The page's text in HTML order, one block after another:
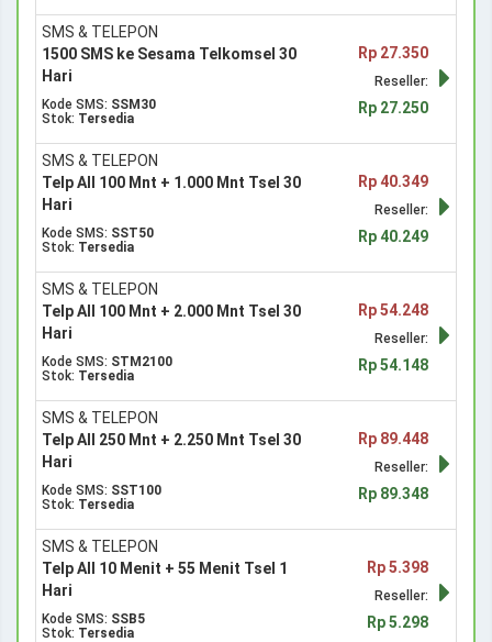
SMS & TELEPON
1500 SMS ke Sesama Telkomsel 30
Hari
Kode SMS: SSM30
Stok: Tersedia
Rp 27.350
Reseller:
Rp 27.250
SMS & TELEPON
Telp All 100 Mnt + 1.000 Mnt Tsel 30
Hari
Kode SMS: SST50
Stok: Tersedia
Rp 40.349
Reseller:
Rp 40.249
SMS & TELEPON
Telp All 100 Mnt + 2.000 Mnt Tsel 30
Hari
Kode SMS: STM2100
Stok: Tersedia
Rp 54.248
Reseller:
Rp 54.148
SMS & TELEPON
Telp All 250 Mnt + 2.250 Mnt Tsel 30
Hari
Kode SMS: SST100
Stok: Tersedia
Rp 89.448
Reseller:
Rp 89.348
SMS & TELEPON
Telp All 10 Menit + 55 Menit Tsel 1
Hari
Kode SMS: SSB5
Stok: Tersedia
Rp 5.398
Reseller:
Rp 5.298